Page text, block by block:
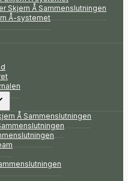
Skjern Å Sammenslutningen
Å-systemet
Å Sammenslutningen